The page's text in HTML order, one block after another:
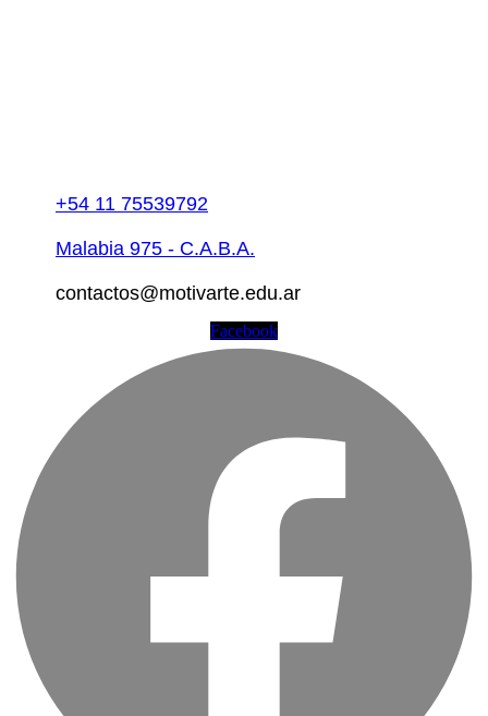
+54 11 75539792
Malabia 975 - C.A.B.A.
contactos@motivarte.edu.ar
Facebook